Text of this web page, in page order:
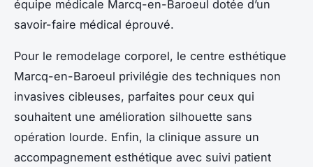
équipe médicale Marcq-en-Baroeul dotée d’un
savoir-faire médical éprouvé.
Pour le remodelage corporel, le centre esthétique
Marcq-en-Baroeul privilégie des techniques non
invasives cibleuses, parfaites pour ceux qui
souhaitent une amélioration silhouette sans
opération lourde. Enfin, la clinique assure un
accompagnement esthétique avec suivi patient